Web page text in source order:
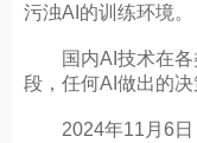
污浊AI的训练环境。
国内AI技术在各
段，任何AI做出的决
2024年11月6日